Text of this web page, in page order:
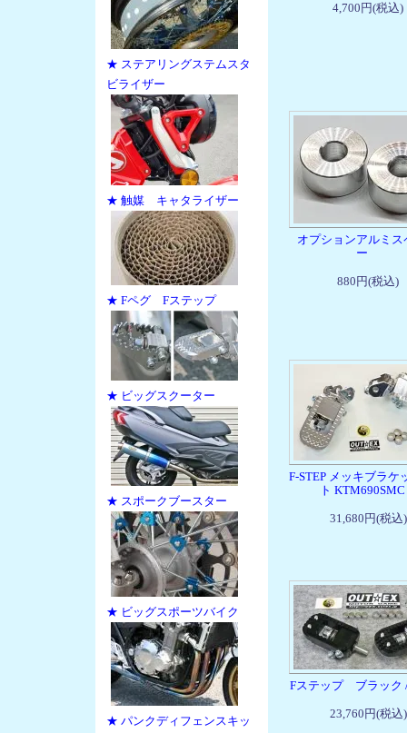
★ ステアリングステムスタ
ビライザー
★ 触媒 キャタライザー
★ Fペグ Fステップ
★ ビッグスクーター
★ スポークブースター
★ ビッグスポーツバイク
★ パンクディフェンスキッ
4,700円(税込)
オプションアルミス
ー
880円(税込)
F-STEP メッキブラケ
ト KTM690SMC
31,680円(税込)
Fステップ ブラック
23,760円(税込)